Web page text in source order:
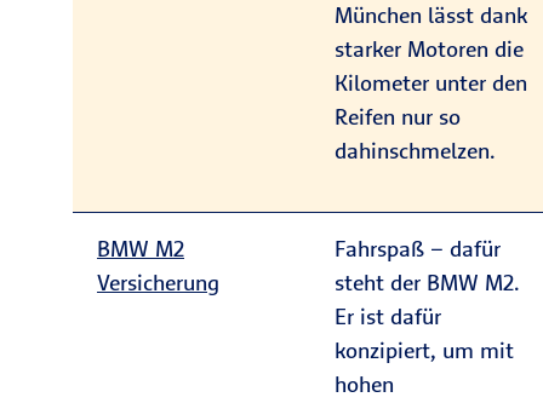
München lässt dank
starker Motoren die
Kilometer unter den
Reifen nur so
dahinschmelzen.
BMW M2
Versicherung
Fahrspaß – dafür
steht der BMW M2.
Er ist dafür
konzipiert, um mit
hohen